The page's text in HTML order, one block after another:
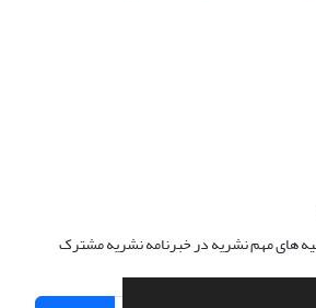
های مهم نشریه در خبرنامه نشریه مشترک